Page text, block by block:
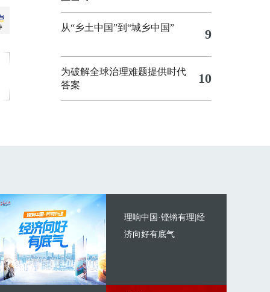
从“乡土中国”到“城乡中国” 9
为破解全球治理难题提供时代
答案
10
理响中国·铿锵有理|经
济向好有底气